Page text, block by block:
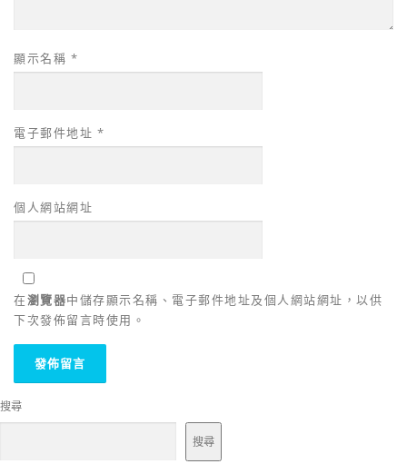
顯示名稱 *
電子郵件地址 *
個人網站網址
在瀏覽器中儲存顯示名稱、電子郵件地址及個人網站網址，以供
下次發佈留言時使用。
搜尋
搜尋